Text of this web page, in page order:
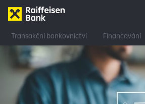
Transakční bankovnictví
Financování
Finanční a kapitálové trhy
Firmy a korporace
Financování Digitoo